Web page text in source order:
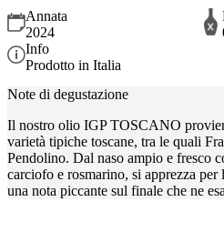
Annata
2024
Info
Prodotto in Italia
Note di degustazione
Il nostro olio IGP TOSCANO
varietà tipiche toscane, tra le quali
Pendolino. Dal naso ampio e fresco
carciofo e rosmarino, si apprezza per
una nota piccante sul finale che ne